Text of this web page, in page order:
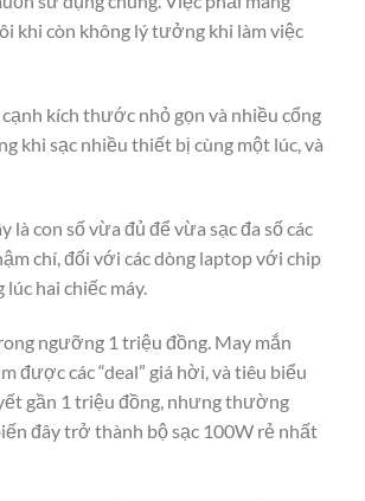
khi còn không lý tưởng khi làm việc
kích thước nhỏ gọn và nhiều cổng
khi sạc nhiều thiết bị cùng một lúc, và
là con số vừa đủ để vừa sạc đa số các
chí, đối với các dòng laptop với chip
hai chiếc máy.
ngưỡng 1 triệu đồng. May mắn
được các “deal” giá hời, và tiêu biểu
gần 1 triệu đồng, nhưng thường
đây trở thành bộ sạc 100W rẻ nhất